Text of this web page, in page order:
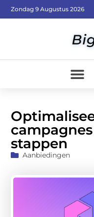
Zondag 9 Augustus 2026
stappen
Aanbiedingen